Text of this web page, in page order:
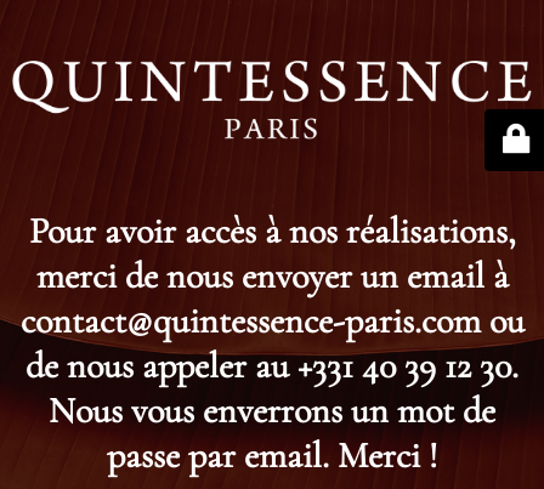
Pour avoir accès à nos réalisations,
merci de nous envoyer un email à
contact@quintessence-paris.com ou
de nous appeler au +331 40 39 12 30.
Nous vous enverrons un mot de
passe par email. Merci !